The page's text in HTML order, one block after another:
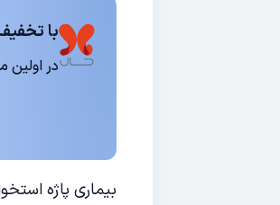
با
در اولین
بیماری پاژه